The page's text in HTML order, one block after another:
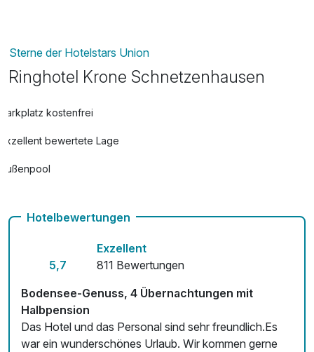
Sterne der Hotelstars Union
Ringhotel Krone Schnetzenhausen
Parkplatz kostenfrei
Exzellent bewertete Lage
Außenpool
Hunde im Hotel nicht erlaubt
Fahrradverleih für 10,00 € pro Person / Tag
Kostenloses W-LAN
Zimmerservice verfügbar
Hotelbewertungen
5,7
Exzellent
811 Bewertungen
Bodensee-Genuss, 4 Übernachtungen mit
Halbpension
Das Hotel und das Personal sind sehr freundlich.Es
war ein wunderschönes Urlaub. Wir kommen gerne